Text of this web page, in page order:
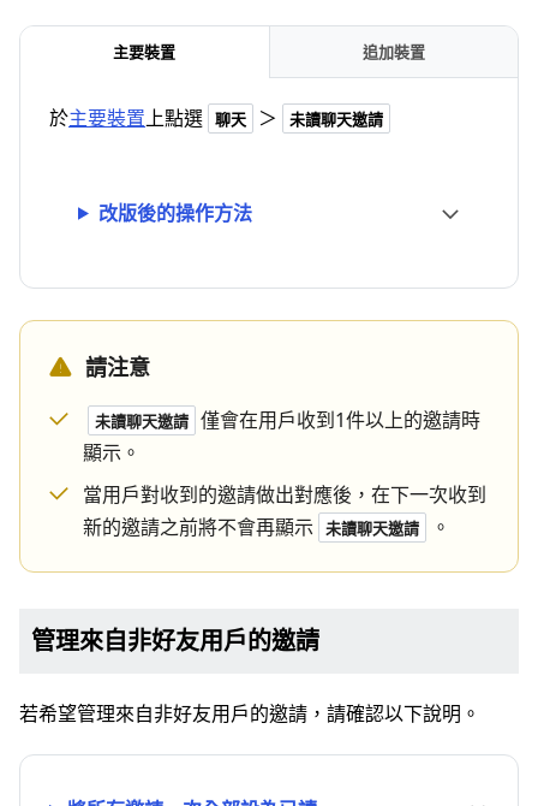
主要裝置 追加裝置
於主要裝置上點選 聊天 ＞ 未讀聊天邀請
改版後的操作方法
請注意
未讀聊天邀請 僅會在用戶收到1件以上的邀請時
顯示。
當用戶對收到的邀請做出對應後，在下一次收到
新的邀請之前將不會再顯示
未讀聊天邀請 。
管理來自非好友用戶的邀請
若希望管理來自非好友用戶的邀請，請確認以下說明。